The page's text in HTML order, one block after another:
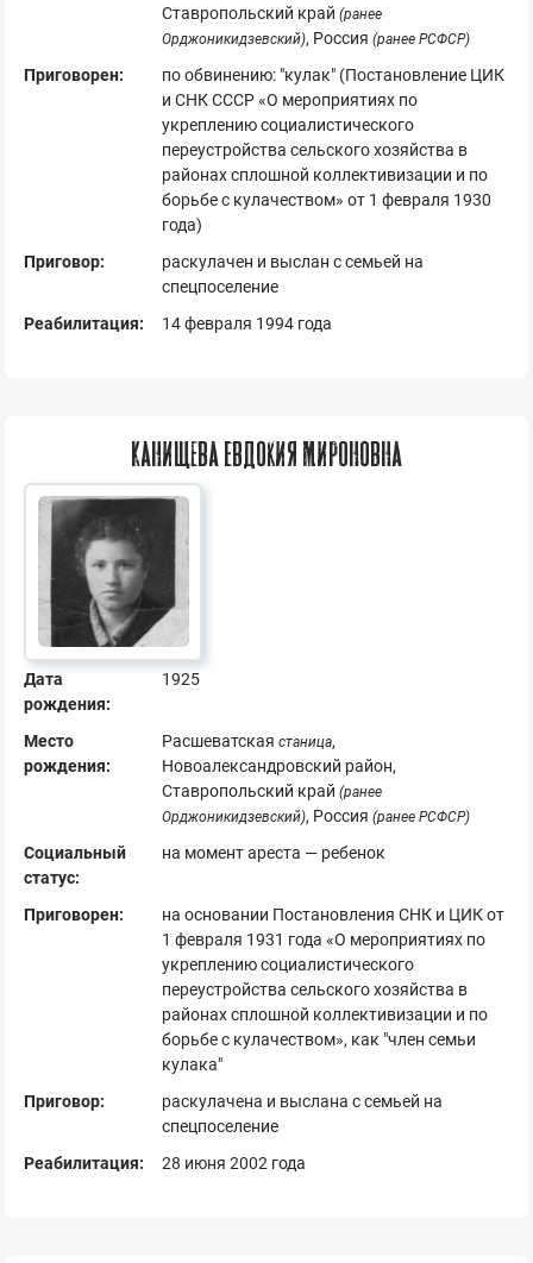
Ставропольский край (ранее
Орджоникидзевский), Россия (ранее РСФСР)
Приговорен:
по обвинению: "кулак" (Постановление ЦИК
и СНК СССР «О мероприятиях по
укреплению социалистического
переустройства сельского хозяйства в
районах сплошной коллективизации и по
борьбе с кулачеством» от 1 февраля 1930
года)
Приговор:
раскулачен и выслан с семьей на
спецпоселение
Реабилитация:
14 февраля 1994 года
Канищева Евдокия Мироновна
Дата
рождения:
1925
Место
рождения:
Расшеватская станица,
Новоалександровский район,
Ставропольский край (ранее
Орджоникидзевский), Россия (ранее РСФСР)
Социальный
статус:
на момент ареста — ребенок
Приговорен:
на основании Постановления СНК и ЦИК от
1 февраля 1931 года «О мероприятиях по
укреплению социалистического
переустройства сельского хозяйства в
районах сплошной коллективизации и по
борьбе с кулачеством», как "член семьи
кулака"
Приговор:
раскулачена и выслана с семьей на
спецпоселение
Реабилитация:
28 июня 2002 года